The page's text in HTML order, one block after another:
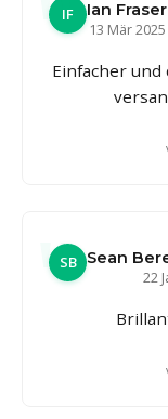
IF
Ian Fraser
13 Mär 2025
Einfacher
SB Sean
22